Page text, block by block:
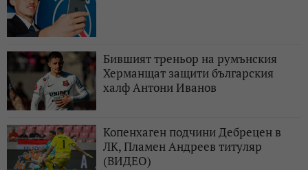
Бившият треньор на румънския
Херманщат защити българския
халф Антони Иванов
Копенхаген подчини Дебрецен в
ЛК, Пламен Андреев титуляр
(ВИДЕО)